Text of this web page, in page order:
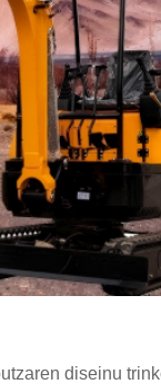
diseinu